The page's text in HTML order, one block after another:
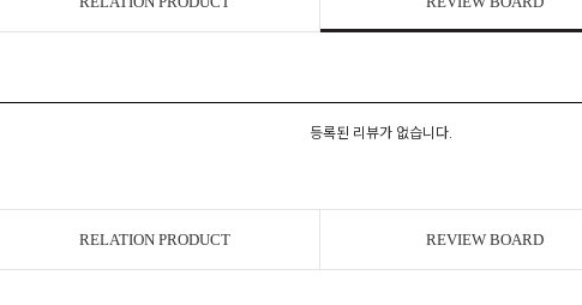
등록된 리뷰가 없습니다.
RELATION PRODUCT REVIEW BOARD